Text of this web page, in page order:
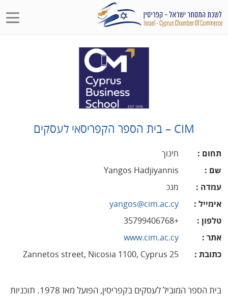
CIM – בית הספר הקפריסאי לעסקים
תחום :
חינוך
שם :
Yangos Hadjiyannis
עמדה :
מנכ
אימייל :
yangos@cim.ac.cy
טלפון :
+35799406768
אתר :
www.cim.ac.cy
כתובת :
25 Zannetos street, Nicosia 1100, Cyprus
בית הספר המוביל לעסקים בקפריסין, הפועל מאז 1978. תוכניות